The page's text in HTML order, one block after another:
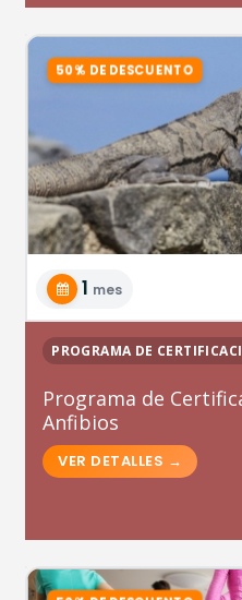
1 mes
PROGRAMA DE
Programa de
Anfibios